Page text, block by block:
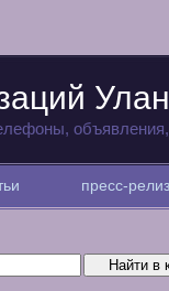
пресс-